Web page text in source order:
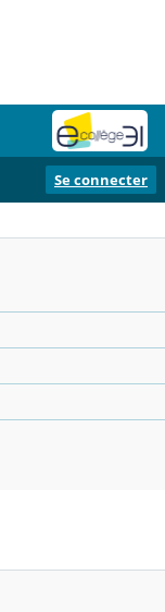
Se connecter